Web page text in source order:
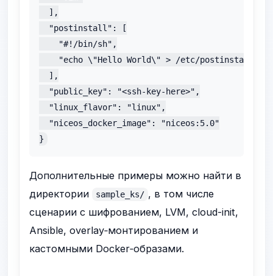
  ],
  "postinstall": [
    "#!/bin/sh",
    "echo \"Hello World\" > /etc/postinstall"
  ],
  "public_key": "<ssh-key-here>",
  "linux_flavor": "linux",
  "niceos_docker_image": "niceos:5.0"
}
Дополнительные примеры можно найти в
директории
sample_ks/ , в том числе
сценарии с шифрованием, LVM, cloud-init,
Ansible, overlay‑монтированием и
кастомными Docker‑образами.